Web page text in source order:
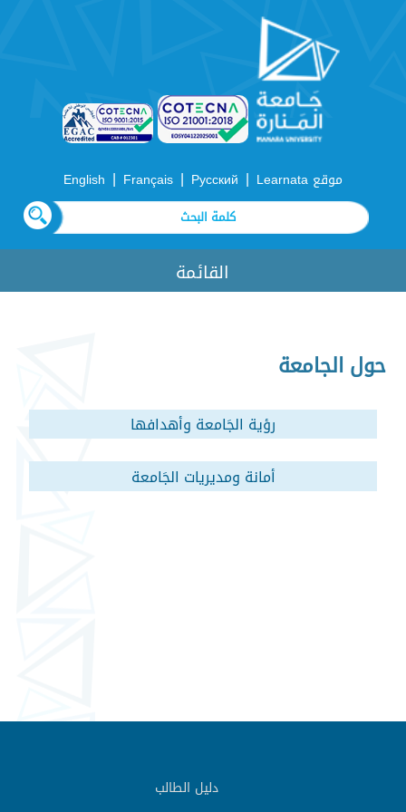
موقع Learnata |
Русский
|
Français
|
English
القائمة
حول الجامعة
رؤية الجَامعة وأهدافها
أمانة ومديريات الجَامعة
دليل الطالب